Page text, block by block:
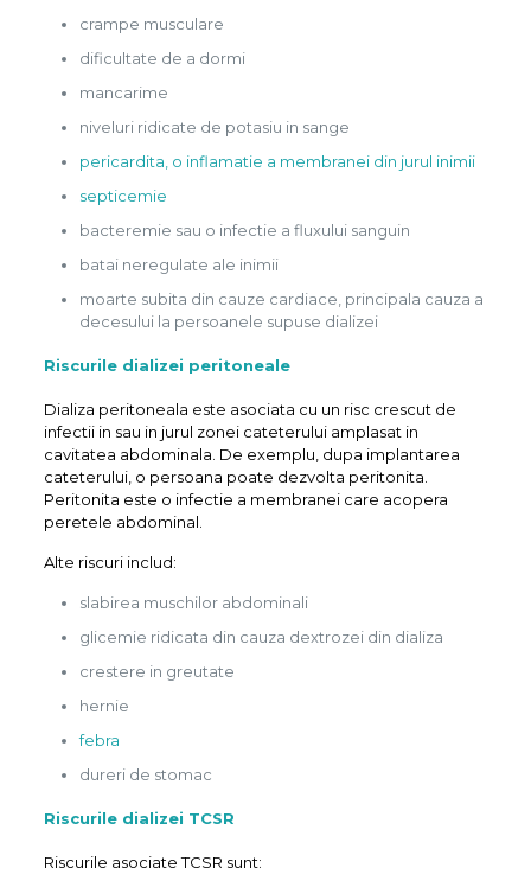
crampe musculare
dificultate de a dormi
mancarime
niveluri ridicate de potasiu in sange
pericardita, o inflamatie a membranei din jurul inimii
septicemie
bacteremie sau o infectie a fluxului sanguin
batai neregulate ale inimii
moarte subita din cauze cardiace, principala cauza a
decesului la persoanele supuse dializei
Riscurile dializei peritoneale
Dializa peritoneala este asociata cu un risc crescut de
infectii in sau in jurul zonei cateterului amplasat in
cavitatea abdominala. De exemplu, dupa implantarea
cateterului, o persoana poate dezvolta peritonita.
Peritonita este o infectie a membranei care acopera
peretele abdominal.
Alte riscuri includ:
slabirea muschilor abdominali
glicemie ridicata din cauza dextrozei din dializa
crestere in greutate
hernie
febra
dureri de stomac
Riscurile dializei TCSR
Riscurile asociate TCSR sunt: